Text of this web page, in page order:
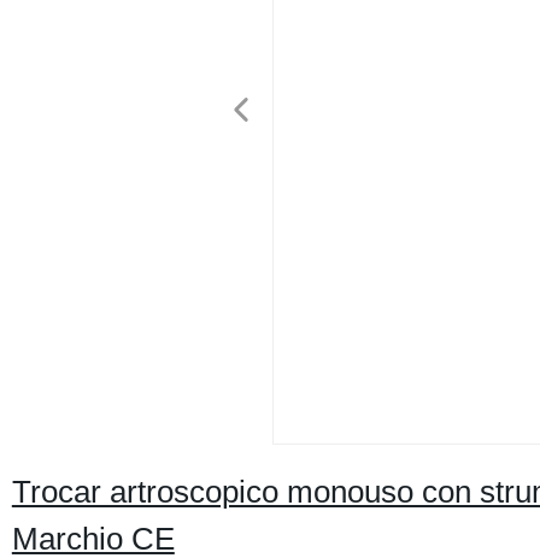
Trocar artroscopico monouso con
Marchio CE